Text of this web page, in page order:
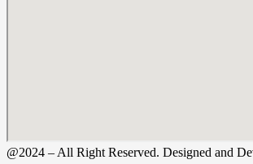
@2024 – All Right Reserved. Designed and